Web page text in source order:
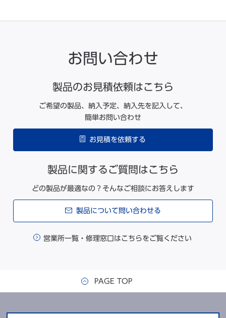
お問い合わせ
製品のお見積依頼はこちら
ご希望の製品、納入予定、納入先を記入して、
簡単お問い合わせ
お見積を依頼する
製品に関するご質問はこちら
どの製品が最適なの？そんなご相談にお答えします
製品について問い合わせる
営業所一覧・修理窓口はこちらをご覧ください
PAGE TOP